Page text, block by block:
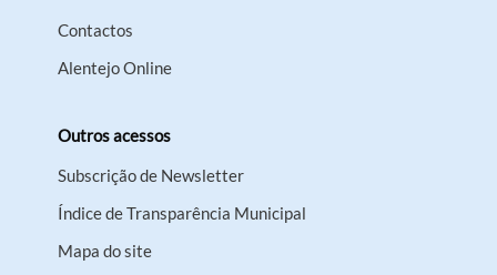
Contactos
Alentejo Online
Outros acessos
Subscrição de Newsletter
Índice de Transparência Municipal
Mapa do site